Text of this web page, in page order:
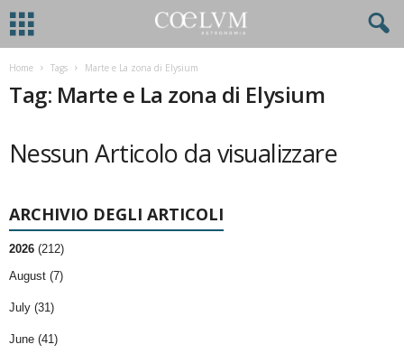
Home Tags Marte e La zona di Elysium
Tag: Marte e La zona di Elysium
Nessun Articolo da visualizzare
ARCHIVIO DEGLI ARTICOLI
2026 (212)
August (7)
July (31)
June (41)